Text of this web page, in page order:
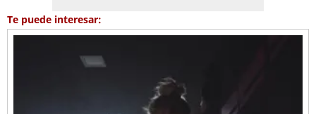
Te puede interesar: